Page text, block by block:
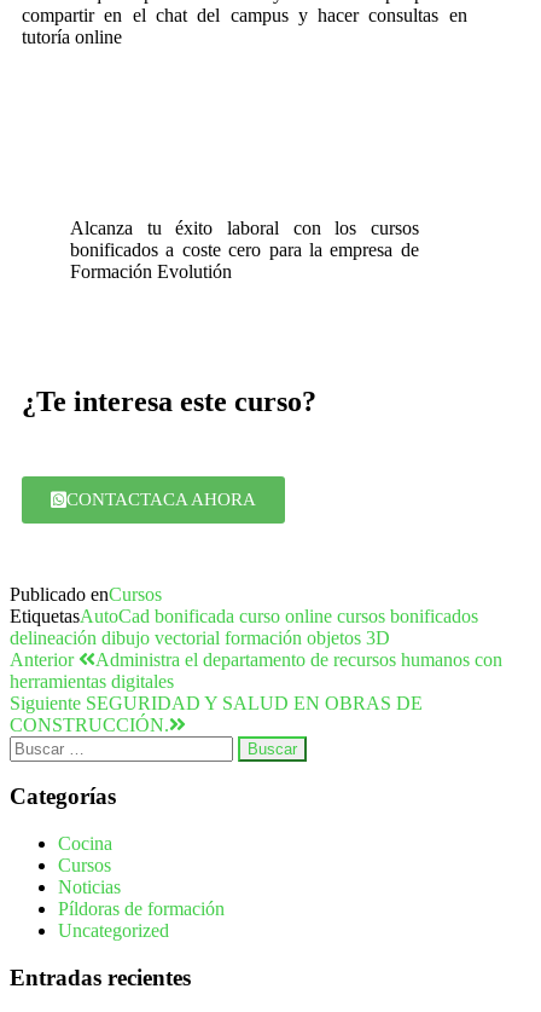
compartir en el chat del campus y hacer consultas en
tutoría online
Alcanza tu éxito laboral con los cursos
bonificados a coste cero para la empresa de
Formación Evolutión
¿Te interesa este curso?
CONTACTACA AHORA
Publicado enCursos
EtiquetasAutoCad bonificada curso online cursos bonificados
delineación dibujo vectorial formación objetos 3D
Anterior
Administra el departamento de recursos humanos con
herramientas digitales
Siguiente SEGURIDAD Y SALUD EN OBRAS DE
CONSTRUCCIÓN.
Categorías
Cocina
Cursos
Noticias
Píldoras de formación
Uncategorized
Entradas recientes